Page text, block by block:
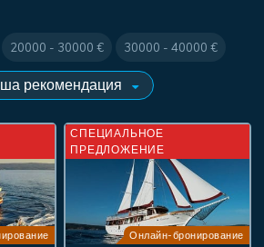
20000 - 30000 € 30000 - 40000 €
Онлайн-бронирование
СПЕЦИАЛЬНОЕ
ПРЕДЛОЖЕНИЕ